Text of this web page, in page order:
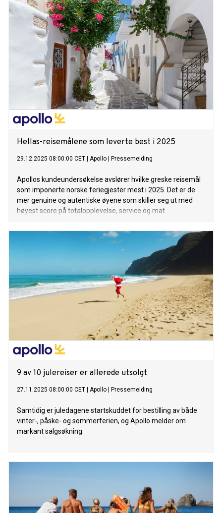
Hellas-reisemålene som leverte best i 2025
29.12.2025 08:00:00 CET Apollo Pressemelding
Apollos kundeundersøkelse avslører hvilke greske reisemål
som imponerte norske feriegjester mest i 2025. Det er de
mer genuine og autentiske øyene som skiller seg ut med
høyest score på totalopplevelse, service og mat.
9 av 10 julereiser er allerede utsolgt
27.11.2025 08:00:00 CET Apollo Pressemelding
Samtidig er juledagene startskuddet for bestilling av både
vinter-, påske- og sommerferien, og Apollo melder om
markant salgsøkning.